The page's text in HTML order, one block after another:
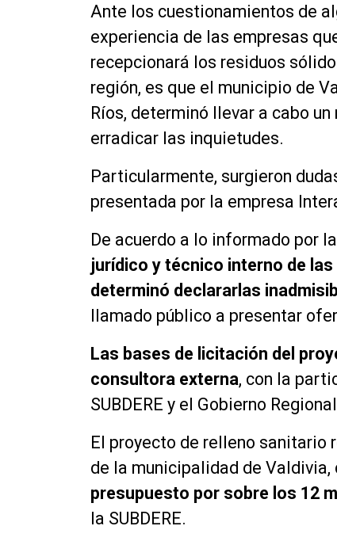
Ante los cuestionamientos de
experiencia de las empresas
recepcionará los residuos
región, es que el municipio de
Ríos, determinó llevar a cabo
erradicar las inquietudes.
Particularmente, surgieron
presentada por la empresa
De acuerdo a lo informado por
jurídico y técnico interno de
determinó declararlas
llamado público a presentar
Las bases de licitación del
consultora externa, con la
SUBDERE y el Gobierno
El proyecto de relleno
de la municipalidad de Valdivia,
presupuesto por sobre los 12
la SUBDERE.